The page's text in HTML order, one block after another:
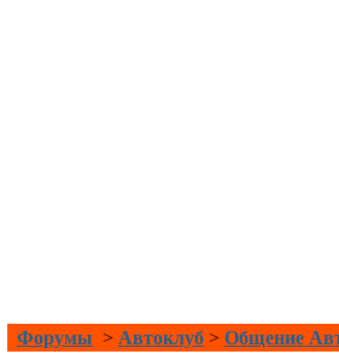
Форумы > Автоклуб > Общение